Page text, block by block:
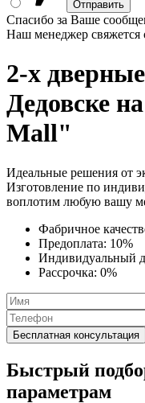
Спасибо за Ваше
Наш менеджер
2-х
Дедовске
Mall"
Идеальные решения от
Изготовление по
воплотим любую вашу
Фабричное
Предоплата: 10%
Индивидуальный
Рассрочка: 0%
Быстрый
параметрам